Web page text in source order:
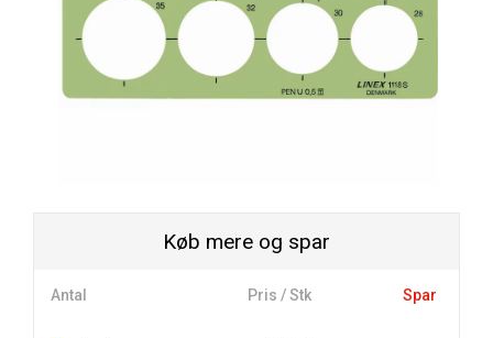
Køb mere og spar
Antal Pris / Stk Spar